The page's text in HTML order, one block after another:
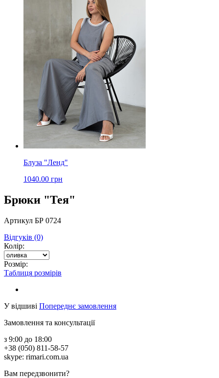
Блуза "Ленд"
1040.00 грн
Брюки "Тея"
Артикул БР 0724
Відгуків (0)
Колір:
Розмір:
Таблиця розмірів
У відшиві Попереднє замовлення
Замовлення та консультації
з 9:00 до 18:00
+38 (050) 811-58-57
skype: rimari.com.ua
Вам передзвонити?